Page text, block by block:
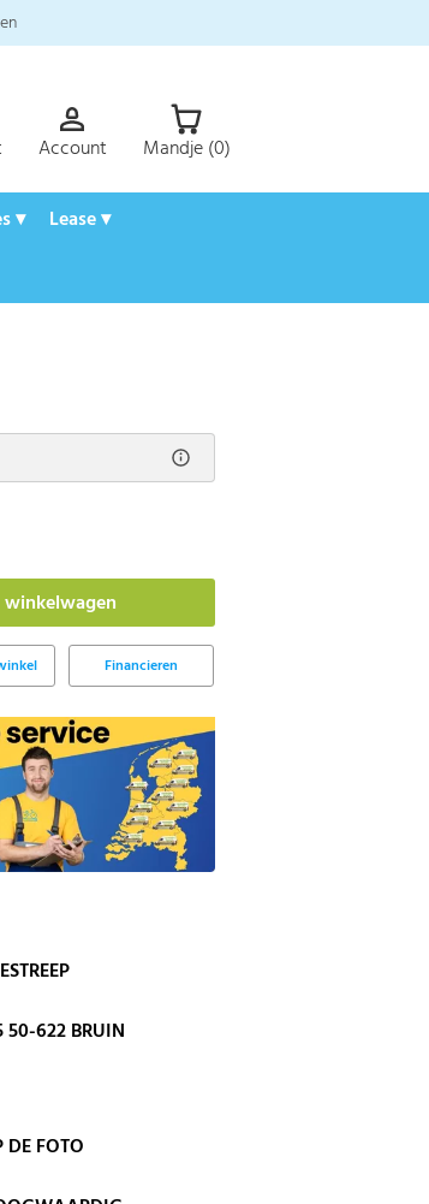
Account Mandje (0)
▾
Lease ▾
Financieren
50-622 BRUIN
DE FOTO